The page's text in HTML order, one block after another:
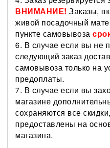
ВНИМАНИЕ!Заказы,
живой посадочный
пункте самовывоза
6. В случае если вы не
следующий заказ
самовывоза только на
предоплаты.
7. В случае если вы
магазине
сохраняются все
предоставлены на
магазина.